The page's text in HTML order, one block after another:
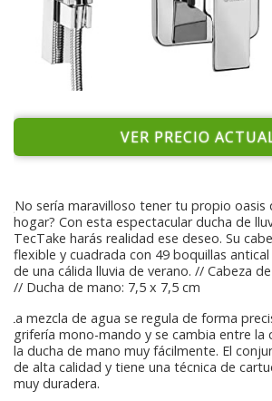
VER PRECIO
¿No sería maravilloso tener tu propio
hogar? Con esta espectacular ducha de
TecTake harás realidad ese deseo. Su
flexible y cuadrada con 49 boquillas
de una cálida lluvia de verano. // Cabeza
// Ducha de mano: 7,5 x 7,5 cm
La mezcla de agua se regula de forma
grifería mono-mando y se cambia entre la
la ducha de mano muy fácilmente. El
de alta calidad y tiene una técnica de
muy duradera.